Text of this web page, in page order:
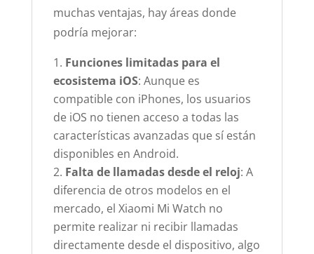
muchas ventajas, hay áreas donde
podría mejorar:
Funciones limitadas para el
ecosistema iOS: Aunque es
compatible con iPhones, los usuarios
de iOS no tienen acceso a todas las
características avanzadas que sí están
disponibles en Android.
Falta de llamadas desde el reloj: A
diferencia de otros modelos en el
mercado, el Xiaomi Mi Watch no
permite realizar ni recibir llamadas
directamente desde el dispositivo, algo